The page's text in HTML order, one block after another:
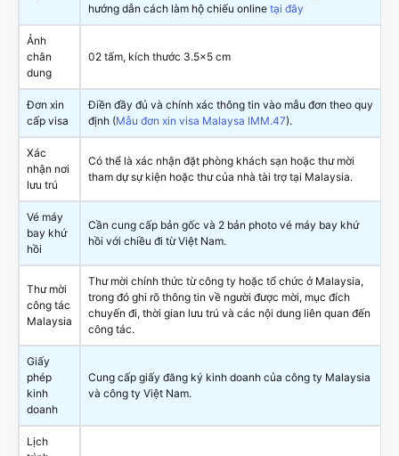
hướng dẫn cách làm hộ chiếu online tại đây
Ảnh
chân
dung
02 tấm, kích thước 3.5×5 cm
Đơn xin
cấp visa
Điền đầy đủ và chính xác thông tin vào mẫu đơn theo quy
định (Mẫu đơn xin visa Malaysa IMM.47).
Xác
nhận nơi
lưu trú
Có thể là xác nhận đặt phòng khách sạn hoặc thư mời
tham dự sự kiện hoặc thư của nhà tài trợ tại Malaysia.
Vé máy
bay khứ
hồi
Cần cung cấp bản gốc và 2 bản photo vé máy bay khứ
hồi với chiều đi từ Việt Nam.
Thư mời
công tác
Malaysia
Thư mời chính thức từ công ty hoặc tổ chức ở Malaysia,
trong đó ghi rõ thông tin về người được mời, mục đích
chuyến đi, thời gian lưu trú và các nội dung liên quan đến
công tác.
Giấy
phép
kinh
doanh
Cung cấp giấy đăng ký kinh doanh của công ty Malaysia
và công ty Việt Nam.
Lịch